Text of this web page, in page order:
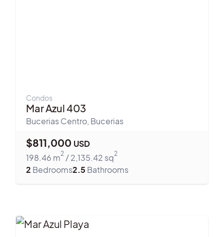
Condos
Mar Azul 403
Bucerias Centro, Bucerias
$811,000 USD
198.46 m2 /2,135.42 sq2
2 Bedrooms2.5 Bathrooms